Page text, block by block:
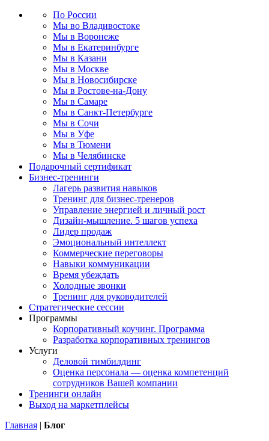
По России
Мы во Владивостоке
Мы в Воронеже
Мы в Екатеринбурге
Мы в Казани
Мы в Москве
Мы в Новосибирске
Мы в Ростове-на-Дону
Мы в Самаре
Мы в Санкт-Петербурге
Мы в Сочи
Мы в Уфе
Мы в Тюмени
Мы в Челябинске
Подарочный сертификат
Бизнес-тренинги
Лагерь развития навыков
Тренинг для бизнес-тренеров
Управление энергией и личный рост
Дизайн-мышление. 5 шагов успеха
Лидер продаж
Эмоциональный интеллект
Коммерческие переговоры
Навыки коммуникации
Время убеждать
Холодные звонки
Тренинг для руководителей
Стратегические сессии
Программы
Корпоративный коучинг. Программа
Разработка корпоративных тренингов
Услуги
Деловой тимбилдинг
Оценка персонала — оценка компетенций
сотрудников Вашей компании
Тренинги онлайн
Выход на маркетплейсы
Главная | Блог